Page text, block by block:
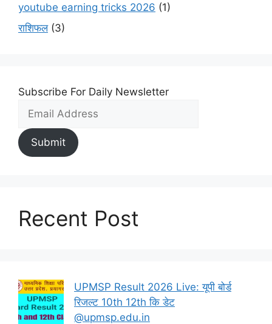
youtube earning tricks 2026 (1)
राशिफल(3)
Subscribe For Daily Newsletter
Submit
Recent Post
UPMSP Result 2026 Live: यूपी बोर्ड
रिजल्ट 10th 12th कि डेट
@upmsp.edu.in